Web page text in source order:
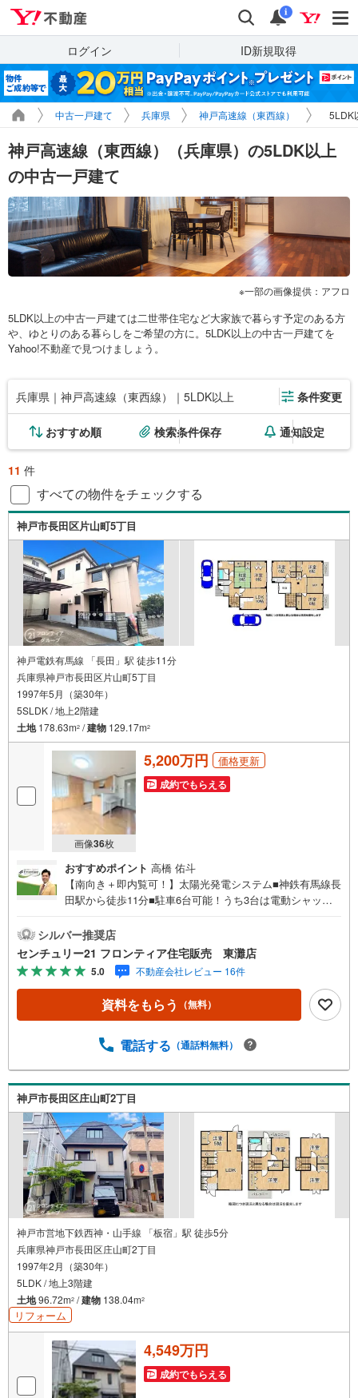
検索 通知
i
ログイン ID新規取得
中古一戸建て 兵庫県 神戸高速線（東西線） 5LDK
神戸高速線（東西線）（兵庫県）の5LDK以上
の中古一戸建て
一部の画像提供：アフロ
5LDK以上の中古一戸建ては二世帯住宅など大家族で暮らす予定のある方
や、ゆとりのある暮らしをご希望の方に。5LDK以上の中古一戸建てを
Yahoo!不動産で見つけましょう。
兵庫県｜神戸高速線（東西線）｜5LDK以上 条件変更
おすすめ順 検索条件保存 通知設定
11 件
すべての物件をチェックする
神戸市長田区片山町5丁目
神戸電鉄有馬線 「長田」駅 徒歩11分
兵庫県神戸市長田区片山町5丁目
1997年5月（築30年）
5SLDK / 地上2階建
土地178.63m2 /建物 129.17m2
画像36枚
5,200万円 価格更新
成約でもらえる
おすすめポイント 高橋 佑斗
【南向き＋即内覧可！】太陽光発電システム■神鉄有馬線長
田駅から徒歩11分■駐車6台可能！うち3台は電動シャッタ
り片付けることができます 特徴・安全性の高いIHクッキン
グヒーター付のシステムキッチンです・開放感のある吹き
抜け構造となっております・角地なので陽当たり・通風良
好です！ 立地・神戸市立名倉小学校まで徒歩約7分・神戸
市立丸山中学校まで徒歩約5分 弊社が選ばれる理由 1.お金
の扱い方のプロ、ファイナンシャルプランナーが資金計画
ムあり！3.たくさんの銀行と繋がりがあるため、最も低金
なったお家のリフォームも弊社のリフォームプランナーが
ご提案！5.定期的にご連絡を繋ぎ、有事の際に迅速にサポ
ートいたします弊社は専門家同士が連携をとっているた
め、より多くの知見がございますお気軽にお問合せくださ
い！
シルバー推奨店
センチュリー21 フロンティア住宅販売 東灘店
5.0 不動産会社レビュー 16件
資料をもらう （無料）
電話する （通話料無料）
神戸市長田区庄山町2丁目
神戸市営地下鉄西神・山手線 「板宿」駅 徒歩5分
兵庫県神戸市長田区庄山町2丁目
1997年2月（築30年）
5LDK / 地上3階建
土地96.72m2 /建物 138.04m2
リフォーム
4,549万円
成約でもらえる